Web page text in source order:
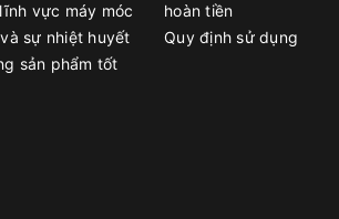
và model máy.
mua máy.
vực máy móc
sự nhiệt huyết
sản phẩm tốt
hoàn tiền
Quy định sử dụng